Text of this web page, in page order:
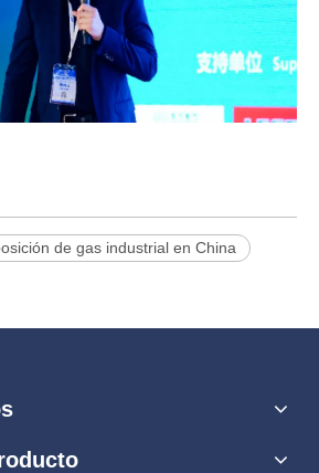
de gas industrial en China